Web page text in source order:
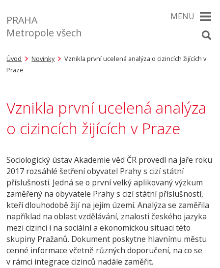
PRAHA
Metropole všech
MENU
Úvod Novinky
Vznikla první ucelená analýza o cizincích žijících v
Praze
Vznikla první ucelená analýza
o cizincích žijících v Praze
Sociologický ústav Akademie věd ČR provedl na jaře roku
2017 rozsáhlé šetření obyvatel Prahy s cizí státní
příslušností. Jedná se o první velký aplikovaný výzkum
zaměřený na obyvatele Prahy s cizí státní příslušností,
kteří dlouhodobě žijí na jejím území. Analýza se zaměřila
například na oblast vzdělávání, znalosti českého jazyka
mezi cizinci i na sociální a ekonomickou situaci této
skupiny Pražanů. Dokument poskytne hlavnímu městu
cenné informace včetně různých doporučení, na co se
v rámci integrace cizinců nadále zaměřit.